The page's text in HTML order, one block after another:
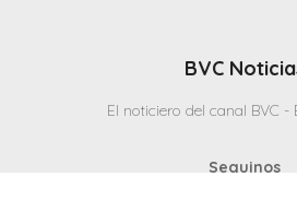
BVC
El noticiero del canal BVC -
Seguinos